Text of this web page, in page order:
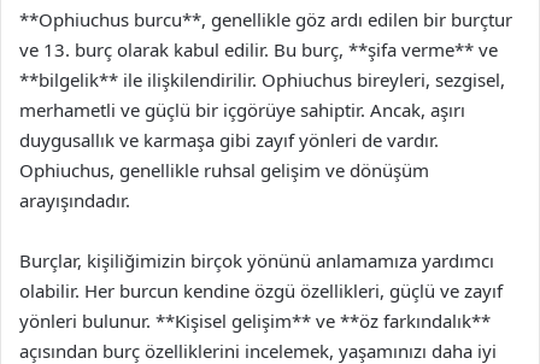
**Ophiuchus burcu**, genellikle göz ardı edilen bir burçtur
ve 13. burç olarak kabul edilir. Bu burç, **şifa verme** ve
**bilgelik** ile ilişkilendirilir. Ophiuchus bireyleri, sezgisel,
merhametli ve güçlü bir içgörüye sahiptir. Ancak, aşırı
duygusallık ve karmaşa gibi zayıf yönleri de vardır.
Ophiuchus, genellikle ruhsal gelişim ve dönüşüm
arayışındadır.
Burçlar, kişiliğimizin birçok yönünü anlamamıza yardımcı
olabilir. Her burcun kendine özgü özellikleri, güçlü ve zayıf
yönleri bulunur. **Kişisel gelişim** ve **öz farkındalık**
açısından burç özelliklerini incelemek, yaşamınızı daha iyi